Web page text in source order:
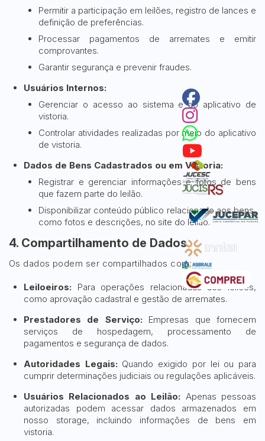
Permitir a participação em leilões, registro de lances e
definição de preferências.
Processar pagamentos de arremates e emitir
comprovantes.
Garantir segurança e prevenir fraudes.
Usuários Internos:
Gerenciar o acesso ao sistema e ao aplicativo de
vistoria.
Controlar atividades realizadas por meio do aplicativo
de vistoria.
Dados de Bens Cadastrados ou em Vistoria:
Registrar e gerenciar informações e fotos de bens
que fazem parte do leilão.
Disponibilizar conteúdo público relacionado aos bens,
como fotos e descrições, no site do leilão.
4. Compartilhamento de Dados
Os dados podem ser compartilhados com:
Leiloeiros: Para operações relacionadas aos leilões,
como aprovação cadastral e gestão de arremates.
Prestadores de Serviço: Empresas que fornecem
serviços de hospedagem, processamento de
pagamentos e segurança de dados.
Autoridades Legais: Quando exigido por lei ou para
cumprir determinações judiciais ou regulações aplicáveis.
Usuários Relacionados ao Leilão: Apenas pessoas
autorizadas podem acessar dados armazenados em
nosso storage, incluindo informações de bens em
vistoria.